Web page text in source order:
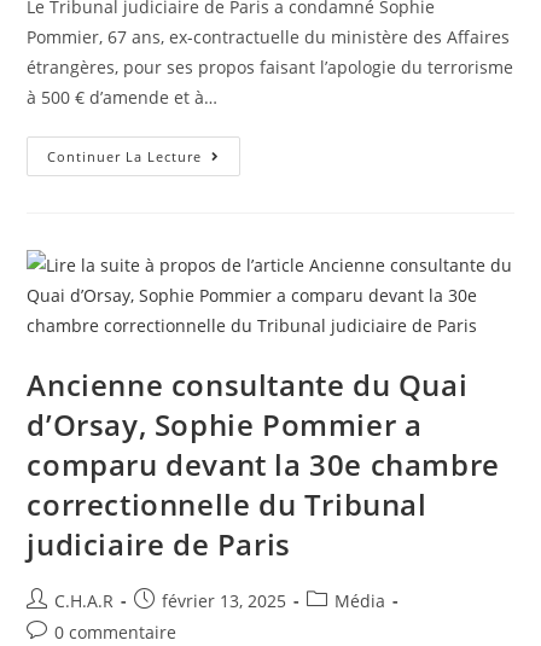
Le Tribunal judiciaire de Paris a condamné Sophie
Pommier, 67 ans, ex-contractuelle du ministère des Affaires
étrangères, pour ses propos faisant l’apologie du terrorisme
à 500 € d’amende et à…
Continuer La Lecture
Ancienne consultante du Quai
d’Orsay, Sophie Pommier a
comparu devant la 30e chambre
correctionnelle du Tribunal
judiciaire de Paris
C.H.A.R février 13, 2025
Média
0 commentaire